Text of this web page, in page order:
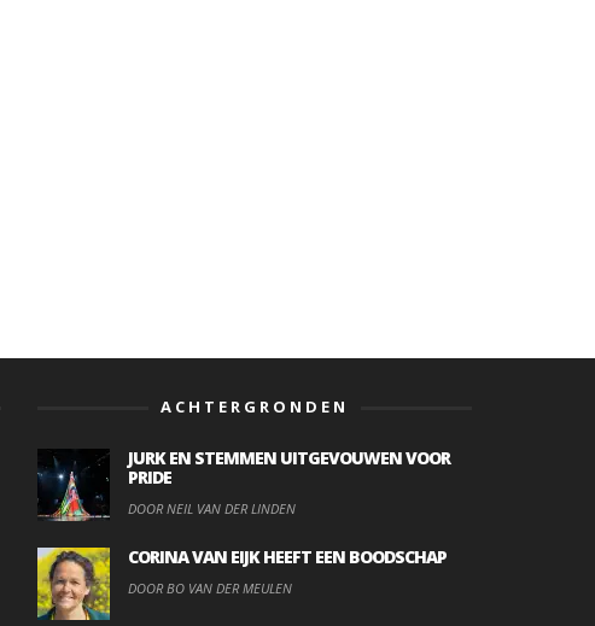
ACHTERGRONDEN
JURK EN STEMMEN UITGEVOUWEN VOOR
PRIDE
DOOR NEIL VAN DER LINDEN
CORINA VAN EIJK HEEFT EEN BOODSCHAP
DOOR BO VAN DER MEULEN